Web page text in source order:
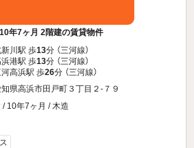
年7ヶ月 2階建の賃貸物件
川駅 歩13分 （三河線）
港駅 歩13分 （三河線）
河高浜駅 歩26分 （三河線）
県高浜市田戸町３丁目２-７９
/ 10年7ヶ月 / 木造